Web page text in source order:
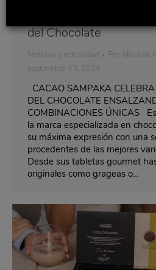
del Chocolate
Noticias y actualidad Por Alicia de
septiembre 13, 2024
CACAO SAMPAKA
DEL CHOCOLATE
COMBINACIONES ÚNICAS
la marca especializada en
su máxima expresión con una
procedentes de las mejores
Desde sus tabletas gourmet
originales como grageas o…